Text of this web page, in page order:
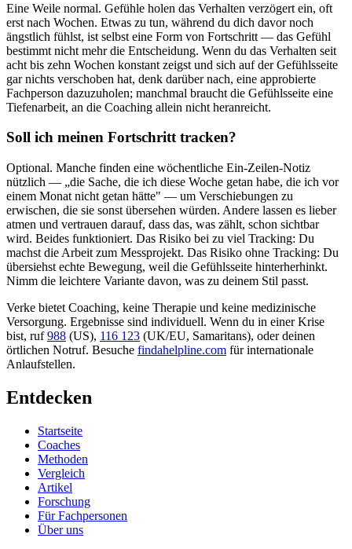
Eine Weile normal. Gefühle holen das Verhalten verzögert ein, oft
erst nach Wochen. Etwas zu tun, während du dich davor noch
ängstlich fühlst, ist selbst eine Form von Fortschritt — das Gefühl
bestimmt nicht mehr die Entscheidung. Wenn du das Verhalten seit
acht bis zehn Wochen konstant zeigst und sich auf der Gefühlsseite
gar nichts verschoben hat, denk darüber nach, eine approbierte
Fachperson dazuzuholen; manchmal braucht die Gefühlsseite eine
Tiefenarbeit, an die Coaching allein nicht heranreicht.
Soll ich meinen Fortschritt tracken?
Optional. Manche finden eine wöchentliche Ein-Zeilen-Notiz
nützlich — „die Sache, die ich diese Woche getan habe, die ich vor
einem Monat nicht getan hätte" — um Verschiebungen zu
erwischen, die sie sonst übersehen würden. Andere lassen es lieber
atmen und vertrauen darauf, dass das, was zählt, schon sichtbar
wird. Beides funktioniert. Das Risiko bei zu viel Tracking: Du
machst die Arbeit zum Messprojekt. Das Risiko ohne Tracking: Du
übersiehst echte Bewegung, weil die Gefühlsseite hinterherhinkt.
Nimm die leichtere Variante davon, was zu deinem Stil passt.
Verke bietet Coaching, keine Therapie und keine medizinische
Versorgung. Ergebnisse sind individuell. Wenn du in einer Krise
bist, ruf 988 (US), 116 123 (UK/EU, Samaritans), oder deinen
örtlichen Notruf. Besuche findahelpline.com für internationale
Anlaufstellen.
Entdecken
Startseite
Coaches
Methoden
Vergleich
Artikel
Forschung
Für Fachpersonen
Über uns